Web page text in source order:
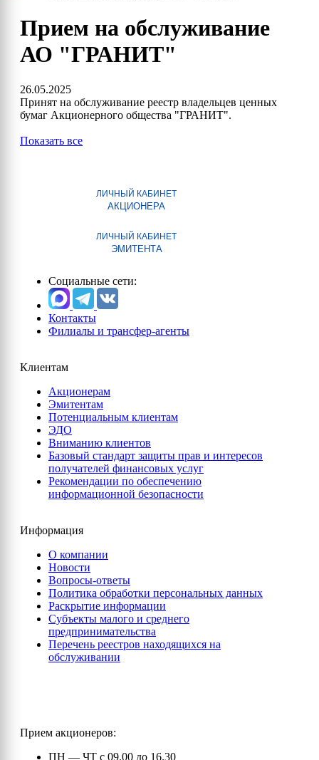
Прием на обслуживание
АО "ГРАНИТ"
26.05.2025
Принят на обслуживание реестр владельцев ценных
бумаг Акционерного общества "ГРАНИТ".
Показать все
ЛИЧНЫЙ КАБИНЕТ
АКЦИОНЕРА
ЛИЧНЫЙ КАБИНЕТ
ЭМИТЕНТА
Социальные сети:
Контакты
Филиалы и трансфер-агенты
Клиентам
Акционерам
Эмитентам
Потенциальным клиентам
ЭДО
Вниманию клиентов
Базовый стандарт защиты прав и интересов
получателей финансовых услуг
Рекомендации по обеспечению
информационной безопасности
Информация
О компании
Новости
Вопросы-ответы
Политика обработки персональных данных
Раскрытие информации
Субъекты малого и среднего
предпринимательства
Перечень реестров находящихся на
обслуживании
Прием акционеров:
ПН — ЧТ с 09.00 до 16.30